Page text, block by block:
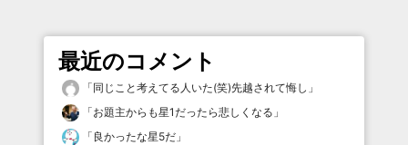
最近のコメント
「同じこと考えてる人いた(笑)先越されて悔し 」
「お題主からも星1だったら悲しくなる 」
「 良かったな星5だ 」